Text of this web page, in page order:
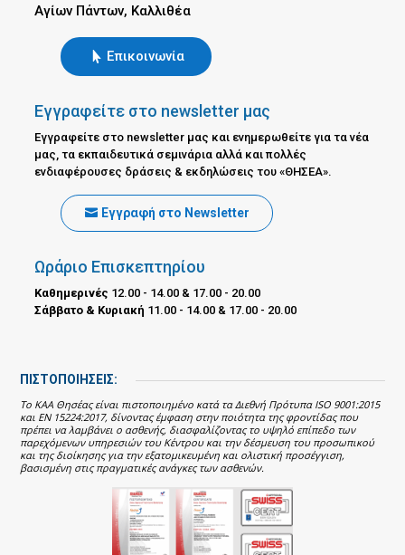
Αγίων Πάντων, Καλλιθέα
Επικοινωνία
Εγγραφείτε στο newsletter μας
Εγγραφείτε στο newsletter μας και ενημερωθείτε για τα νέα
μας, τα εκπαιδευτικά σεμινάρια αλλά και πολλές
ενδιαφέρουσες δράσεις & εκδηλώσεις του «ΘΗΣΕΑ».
Εγγραφή στο Newsletter
Ωράριο Επισκεπτηρίου
Καθημερινές 12.00 - 14.00 & 17.00 - 20.00
Σάββατο & Κυριακή 11.00 - 14.00 & 17.00 - 20.00
ΠΙΣΤΟΠΟΙΗΣΕΙΣ:
Το ΚΑΑ Θησέας είναι πιστοποιημένο κατά τα Διεθνή Πρότυπα ISO 9001:2015
και EN 15224:2017, δίνοντας έμφαση στην ποιότητα της φροντίδας που
πρέπει να λαμβάνει ο ασθενής, διασφαλίζοντας το υψηλό επίπεδο των
παρεχόμενων υπηρεσιών του Κέντρου και την δέσμευση του προσωπικού
και της διοίκησης για την εξατομικευμένη και ολιστική προσέγγιση,
βασισμένη στις πραγματικές ανάγκες των ασθενών.